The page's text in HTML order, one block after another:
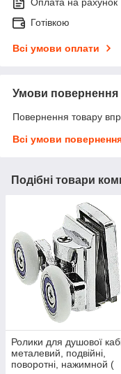
Оплата на рахунок
Готівкою
Всі умови оплати
Умови повернення
Повернення товару
Всі умови
Подібні товари
Ролики для душової
металевий, подвійні,
поворотні, нажимной (